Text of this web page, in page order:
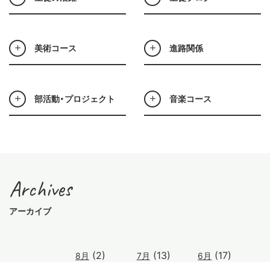
美術コース 進路関係
部活動・プロジェクト 音楽コース
Archives
アーカイブ
8月 (2) 7月 (13) 6月 (17)